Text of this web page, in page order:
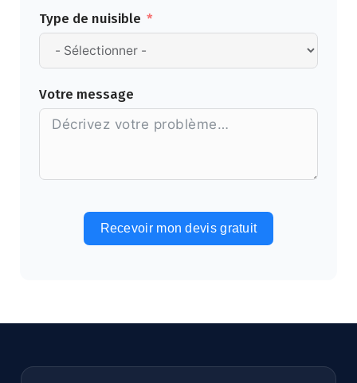
Type de nuisible
Votre message
Recevoir mon devis gratuit